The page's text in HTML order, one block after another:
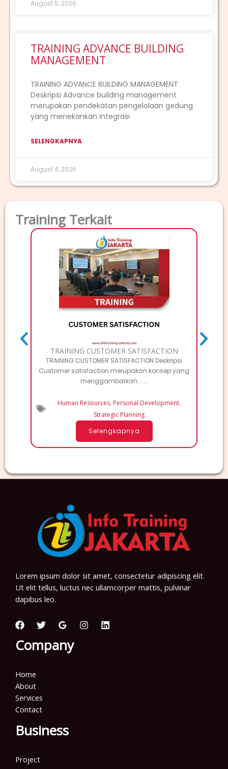
August 5, 2026
TRAINING ADVANCE BUILDING
MANAGEMENT
TRAINING ADVANCE BUILDING MANAGEMENT
Deskripsi Advance building management
merupakan pendekatan pengelolaan gedung
yang menekankan integrasi
SELENGKAPNYA
August 4, 2026
Training Terkait
TRAINING CUSTOMER SATISFACTION
TRAINING CUSTOMER SATISFACTION Deskripsi
Customer satisfaction merupakan konsep yang
menggambarkan.......
Human Resources, Personal Development,
Strategic Planning
Selengkapnya
Lorem ipsum dolor sit amet, consectetur adipiscing elit.
Ut elit tellus, luctus nec ullamcorper mattis, pulvinar
dapibus leo.
Company
Home
About
Services
Contact
Business
Project